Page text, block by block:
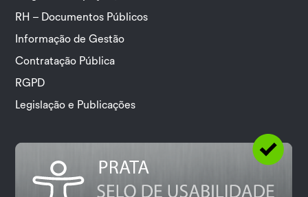
RH – Documentos Públicos
Informação de Gestão
Contratação Pública
RGPD
Legislação e Publicações